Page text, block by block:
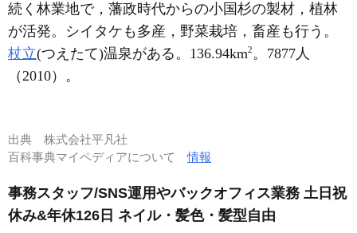
続く林業地で，藩政時代からの小国杉の製材，植林
が活発。シイタケも多産，野菜栽培，畜産も行う。
杖立(つえたて)温泉がある。136.94km2。7877人
（2010）。
出典 株式会社平凡社
百科事典マイペディアについて情報
事務スタッフ/SNS運用やバックオフィス業務 土日祝
休み&年休126日 ネイル・髪色・髪型自由